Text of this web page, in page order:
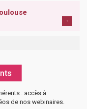
+
: accès à
de nos webinaires.